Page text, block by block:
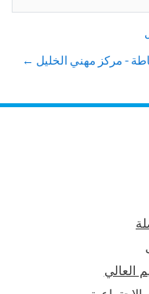
- مركز مهني الخليل ←
العالي